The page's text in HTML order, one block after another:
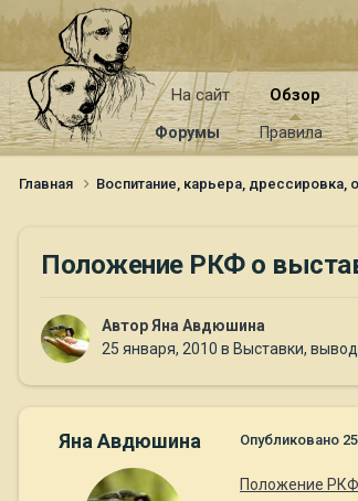
На сайт Обзор
Форумы Правила
Главная Воспитание, карьера, дрессировка,
Положение РКФ о
Автор Яна Авдюшина
25 января, 2010 в Выставки,
Яна Авдюшина Опубликовано
Положение РКФ